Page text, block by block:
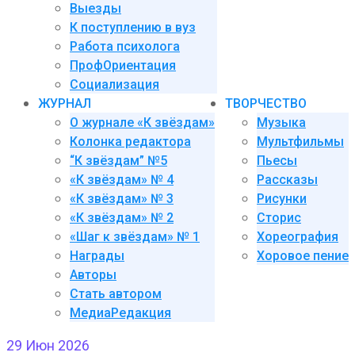
Выезды
К поступлению в вуз
Работа психолога
ПрофОриентация
Социализация
ЖУРНАЛ
О журнале «К звёздам»
Колонка редактора
“К звёздам” №5
«К звёздам» № 4
«К звёздам» № 3
«К звёздам» № 2
«Шаг к звёздам» № 1
Награды
Авторы
Стать автором
МедиаРедакция
ТВОРЧЕСТВО
Музыка
Мультфильмы
Пьесы
Рассказы
Рисунки
Сторис
Хореография
Хоровое пение
29 Июн 2026